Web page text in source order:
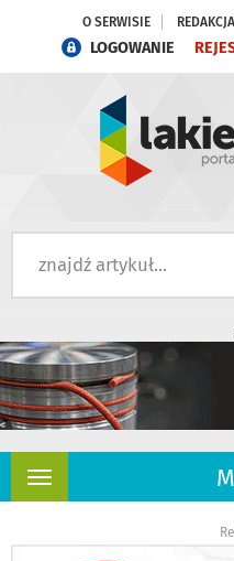
O SERWISIE REDAKCJA
LOGOWANIE
Rozwiń